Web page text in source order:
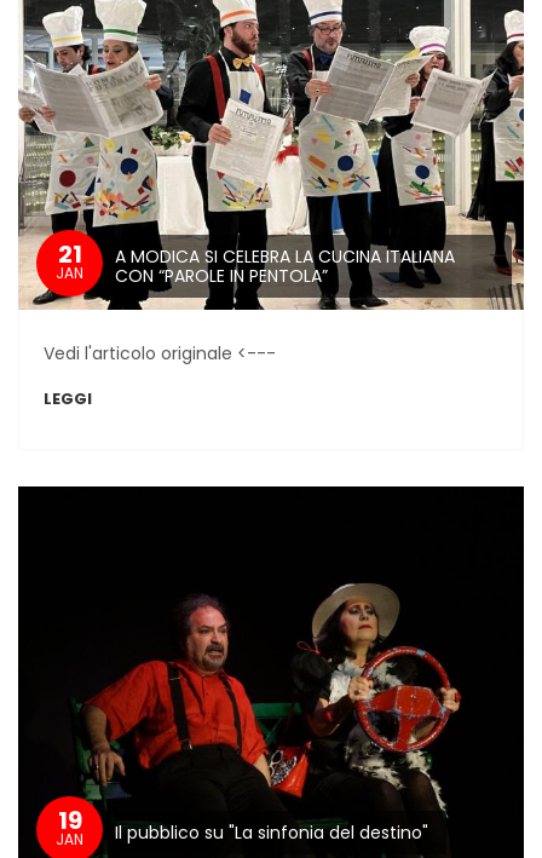
21
JAN
A MODICA SI CELEBRA LA CUCINA ITALIANA
CON “PAROLE IN PENTOLA”
Vedi l'articolo originale <---
LEGGI
19
JAN Il pubblico su "La sinfonia del destino"